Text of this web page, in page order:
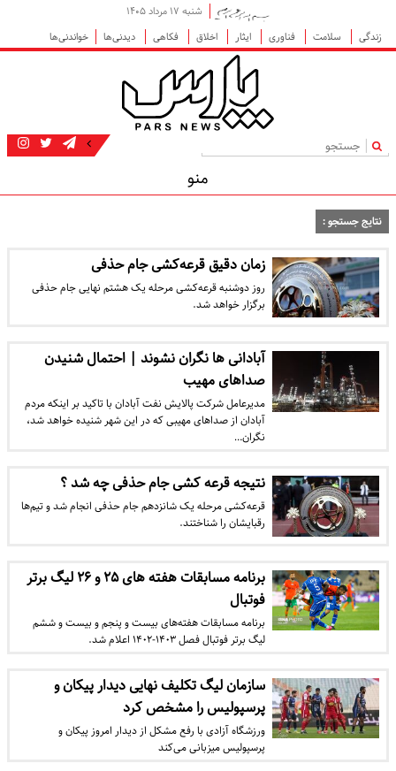
شنبه ۱۷ مرداد ۱۴۰۵
زندگی
سلامت فناوری ایثار اخلاق فکاهی دیدنی‌ها خواندنی‌ها
|
منو
نتایج جستجو :
زمان دقیق قرعه‌کشی جام حذفی
روز دوشنبه قرعه‌کشی مرحله یک هشتم نهایی جام حذفی
برگزار خواهد شد.
آبادانی ها نگران نشوند | احتمال شنیدن
صداهای مهیب
مدیرعامل شرکت پالایش نفت آبادان با تاکید بر اینکه مردم
آبادان از صداهای مهیبی که در این شهر شنیده خواهد شد،
نگران…
نتیجه قرعه کشی جام حذفی چه شد ؟
قرعه‌کشی مرحله یک شانزدهم جام حذفی انجام شد و تیم‌ها
رقبایشان را شناختند.
برنامه مسابقات هفته‌ های ۲۵ و ۲۶ لیگ برتر
فوتبال
برنامه مسابقات هفته‌های بیست و پنجم و بیست و ششم
لیگ برتر فوتبال فصل ۱۴۰۳-۱۴۰۲ اعلام شد.
سازمان لیگ تکلیف نهایی دیدار پیکان و
پرسپولیس را مشخص کرد
ورزشگاه آزادی با رفع مشکل از دیدار امروز پیکان و
پرسپولیس میزبانی می‌کند